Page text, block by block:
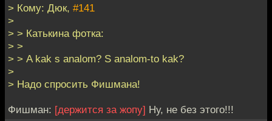
> Кому: Дюк, #141
>
> > Катькина фотка:
> >
> > A kak s analom? S analom-to kak?
>
> Надо спросить Фишмана!
Фишман: [держится за жопу] Ну, не без этого!!!